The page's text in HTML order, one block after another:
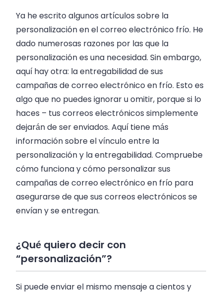
Ya he escrito algunos artículos sobre la
personalización en el correo electrónico frío. He
dado numerosas razones por las que la
personalización es una necesidad. Sin embargo,
aquí hay otra: la entregabilidad de sus
campañas de correo electrónico en frío. Esto es
algo que no puedes ignorar u omitir, porque si lo
haces – tus correos electrónicos simplemente
dejarán de ser enviados. Aquí tiene más
información sobre el vínculo entre la
personalización y la entregabilidad. Compruebe
cómo funciona y cómo personalizar sus
campañas de correo electrónico en frío para
asegurarse de que sus correos electrónicos se
envían y se entregan.
¿Qué quiero decir con
“personalización”?
Si puede enviar el mismo mensaje a cientos y